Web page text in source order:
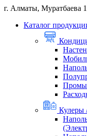
г. Алматы, Муратбаева
Каталог
Кулеры